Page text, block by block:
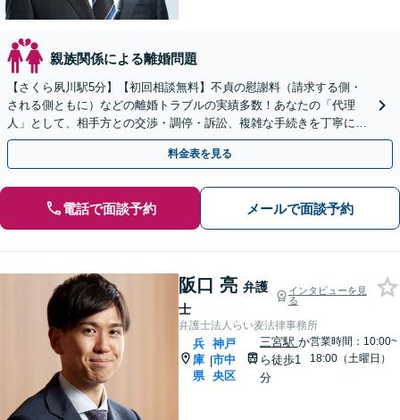
親族関係による離婚問題
【さくら夙川駅5分】【初回相談無料】不貞の慰謝料（請求する側・
される側ともに）などの離婚トラブルの実績多数！あなたの「代理
人」として、相手方との交渉・調停・訴訟、複雑な手続きを丁寧にサ
ポートいたします。財産分与・養育費・婚姻費用なども対応
料金表を見る
電話で面談予約 メールで面談予約
阪口 亮 弁護
士
インタビューを見
る
弁護士法人らい麦法律事務所
兵
庫
県
|
神戸
市中
央区
三宮駅 か
ら徒歩1
分
営業時間：10:00~
18:00（土曜日）